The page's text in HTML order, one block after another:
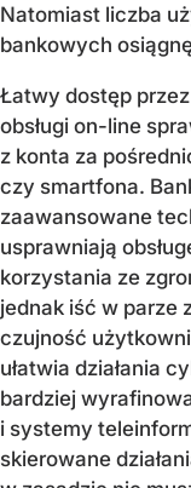
Natomiast liczba
bankowych
Łatwy dostęp
obsługi on-line
z konta za
czy smartfona.
zaawansowane
usprawniają
korzystania ze
jednak iść w parze
czujność
ułatwia działania
bardziej
i systemy
skierowane